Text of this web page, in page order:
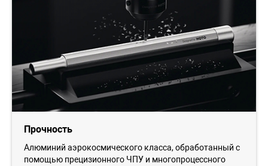
Прочность
Алюминий аэрокосмического класса, обработанный с
помощью прецизионного ЧПУ и многопроцессного